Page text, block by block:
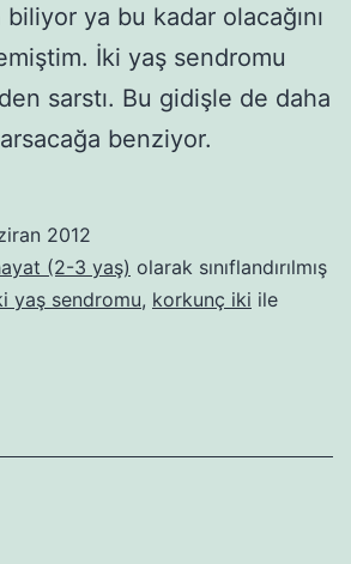
ya bu kadar olacağını
İki yaş sendromu
sarstı. Bu gidişle de daha
benziyor.
2012
(2-3 yaş) olarak sınıflandırılmış
yaş sendromu, korkunç iki ile